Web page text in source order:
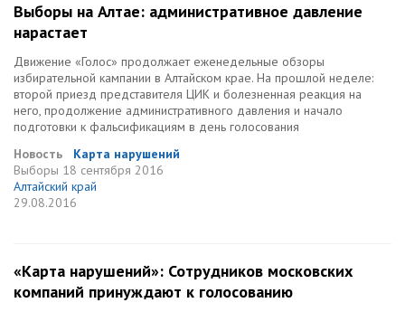
Выборы на Алтае: административное давление
нарастает
Движение «Голос» продолжает еженедельные обзоры
избирательной кампании в Алтайском крае. На прошлой неделе:
второй приезд представителя ЦИК и болезненная реакция на
него, продолжение административного давления и начало
подготовки к фальсификациям в день голосования
Новость
Карта нарушений
Выборы 18 сентября 2016
Алтайский край
29.08.2016
«Карта нарушений»: Сотрудников московских
компаний принуждают к голосованию